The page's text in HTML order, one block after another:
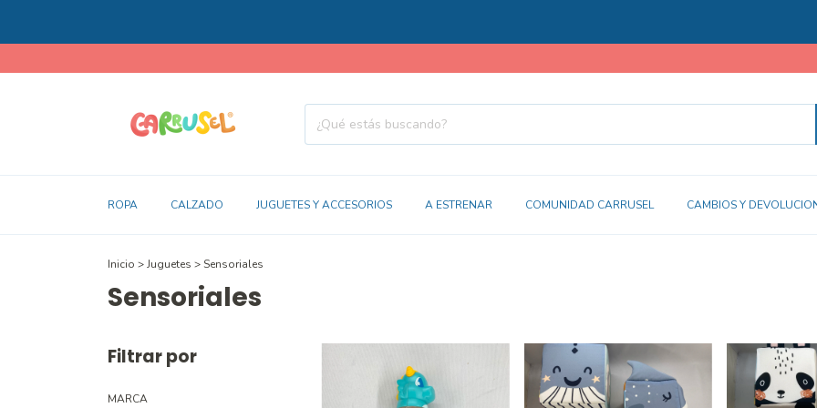
ROPA CALZADO JUGUETES Y ACCESORIOS A ESTRENAR COMUNIDAD CARRUSEL CAMBIOS Y
Inicio >Juguetes >Sensoriales
Sensoriales
Filtrar por
MARCA